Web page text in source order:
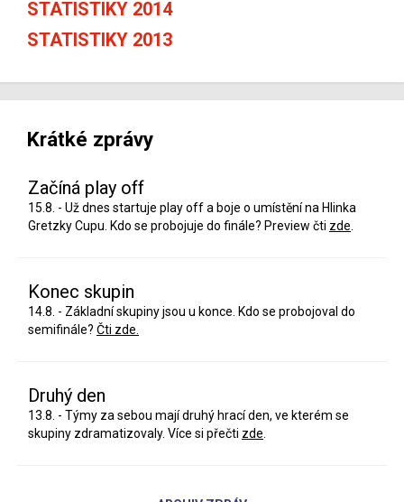
STATISTIKY 2014
STATISTIKY 2013
Krátké zprávy
Začíná play off
15.8. - Už dnes startuje play off a boje o umístění na Hlinka
Gretzky Cupu. Kdo se probojuje do finále? Preview čti zde
Konec skupin
14.8. - Základní skupiny jsou u konce. Kdo se probojoval do
semifinále? Čti zde.
Druhý den
13.8. - Týmy za sebou mají druhý hrací den, ve kterém se
skupiny zdramatizovaly. Více si přečti zde